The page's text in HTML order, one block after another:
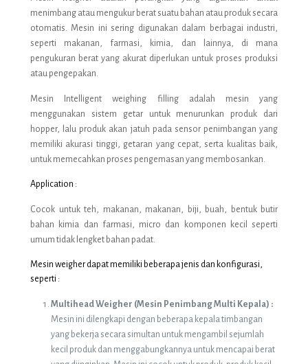
menimbang atau mengukur berat suatu bahan atau produk secara
otomatis. Mesin ini sering digunakan dalam berbagai industri,
seperti makanan, farmasi, kimia, dan lainnya, di mana
pengukuran berat yang akurat diperlukan untuk proses produksi
atau pengepakan.
Mesin Intelligent weighing filling adalah mesin yang
menggunakan sistem getar untuk menurunkan produk dari
hopper, lalu produk akan jatuh pada sensor penimbangan yang
memiliki akurasi tinggi, getaran yang cepat, serta kualitas baik,
untuk memecahkan proses pengemasan yang membosankan.
Application :
Cocok untuk teh, makanan, makanan, biji, buah, bentuk butir
bahan kimia dan farmasi, micro dan komponen kecil seperti
umum tidak lengket bahan padat.
Mesin weigher dapat memiliki beberapa jenis dan konfigurasi,
seperti :
Multihead Weigher (Mesin Penimbang Multi Kepala) :
Mesin ini dilengkapi dengan beberapa kepala timbangan
yang bekerja secara simultan untuk mengambil sejumlah
kecil produk dan menggabungkannya untuk mencapai berat